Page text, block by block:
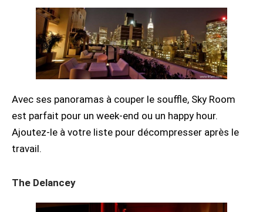
Avec ses panoramas à couper le souffle, Sky Room
est parfait pour un week-end ou un happy hour.
Ajoutez-le à votre liste pour décompresser après le
travail.
The Delancey